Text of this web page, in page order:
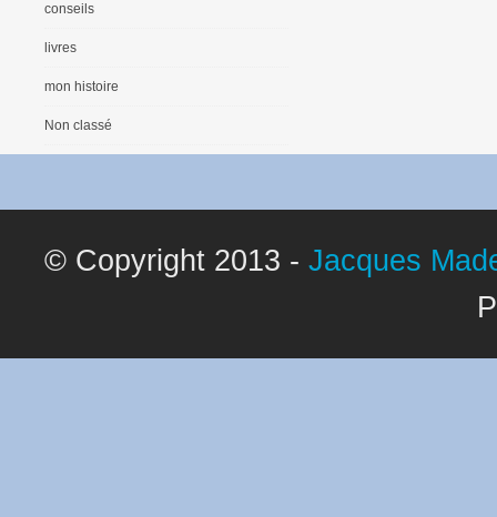
conseils
livres
mon histoire
Non classé
© Copyright 2013 - Jacques